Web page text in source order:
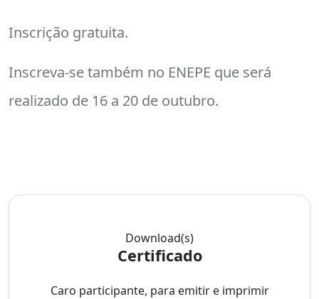
Inscrição gratuita.
Inscreva-se também no ENEPE que será
realizado de 16 a 20 de outubro.
Download(s)
Certificado
Caro participante, para emitir e imprimir